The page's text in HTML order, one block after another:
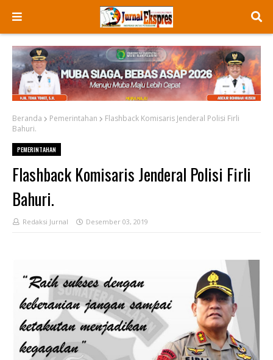
Beranda Pemerintahan
Flashback Komisaris Jenderal Polisi Firli
Bahuri.
PEMERINTAHAN
Flashback Komisaris Jenderal Polisi Firli
Bahuri.
Redaksi Jurnal Desember 03, 2019